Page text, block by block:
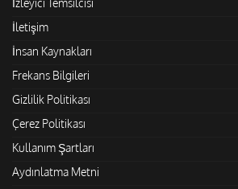
İletişim
İnsan Kaynakları
Frekans Bilgileri
Gizlilik Politikası
Çerez Politikası
Kullanım Şartları
Aydınlatma Metni